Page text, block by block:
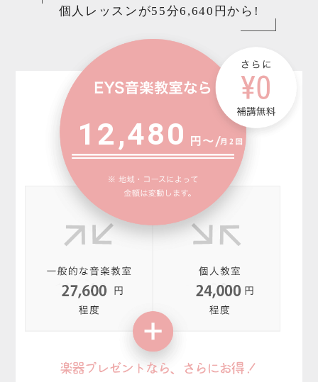
個人レッスンが55分6,640円から!
12,480